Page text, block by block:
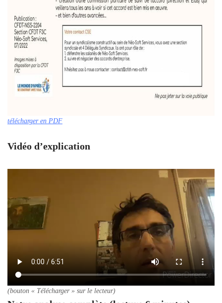
télécharger en PDF
Vidéo d’explication
(bouton « Télécharger » sur le lecteur)